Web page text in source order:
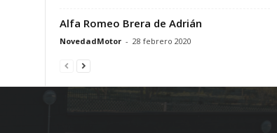
Alfa Romeo Brera de Adrián
NovedadMotor - 28 febrero 2020